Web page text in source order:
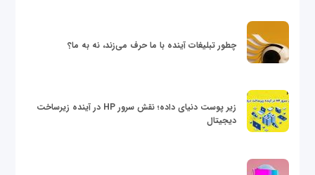
چطور تبلیغات آینده با ما حرف می‌زند، نه به ما؟
زیر پوست دنیای داده؛ نقش سرور HP در آینده زیرساخت
دیجیتال